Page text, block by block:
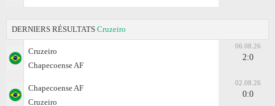
DERNIERS RÉSULTATS Cruzeiro
Cruzeiro
Chapecoense AF
06.08.26
2:0
Chapecoense AF
Cruzeiro
02.08.26
0:0